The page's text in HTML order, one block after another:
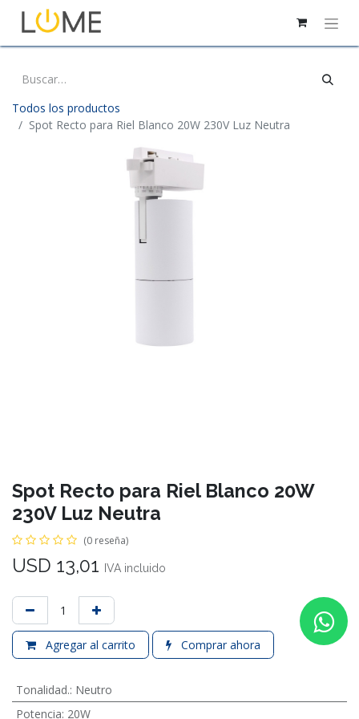
Todos los productos
Spot Recto para Riel Blanco 20W 230V Luz Neutra
Spot Recto para Riel Blanco 20W
230V Luz Neutra
(0 reseña)
USD 13,01 IVA incluido
Agregar al carrito Comprar ahora
Tonalidad.: Neutro
Potencia: 20W